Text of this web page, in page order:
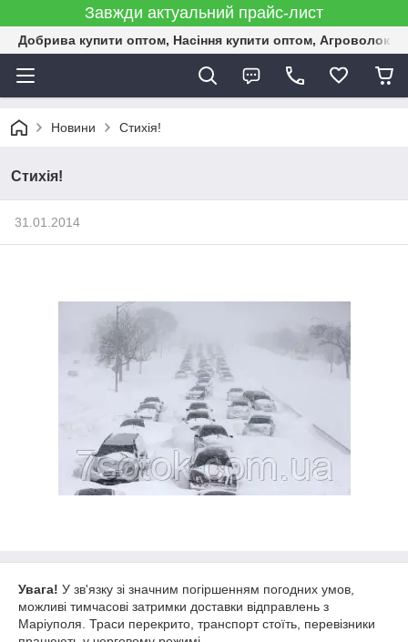
Завжди актуальний прайс-лист
Добрива купити оптом, Насіння купити оптом,
Новини Стихія!
Стихія!
31.01.2014
Увага! У зв'язку зі значним погіршенням погодних умов,
можливі тимчасові затримки доставки відправлень з
Маріуполя. Траси перекрито, транспорт стоїть, перевізники